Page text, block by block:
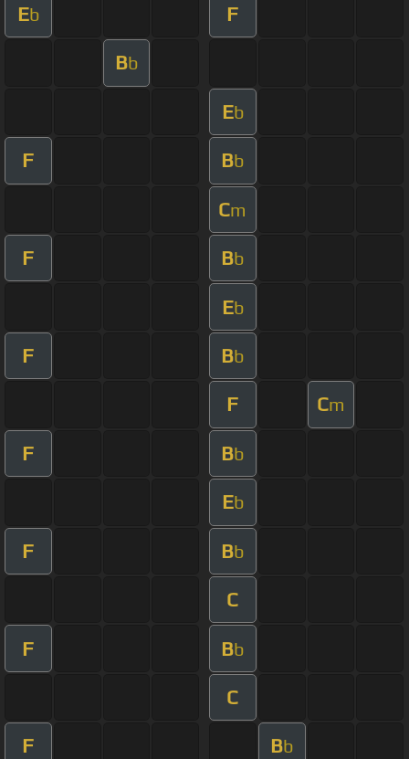
Eb F
Bb
Eb
F Bb
Cm
F Bb
Eb
F Bb
F Cm
F Bb
Eb
F Bb
C
F Bb
C
F Bb